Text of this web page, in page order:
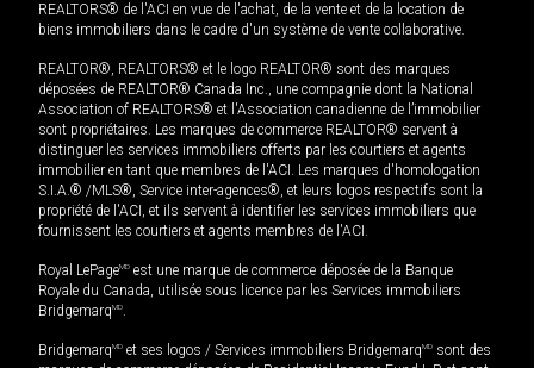
REALTORS® de l'ACI en vue de l'achat, de la vente et de la location de
biens immobiliers dans le cadre d'un système de vente collaborative.
REALTOR®, REALTORS® et le logo REALTOR® sont des marques
déposées de REALTOR® Canada Inc., une compagnie dont la National
Association of REALTORS® et l'Association canadienne de l’immobilier
sont propriétaires. Les marques de commerce REALTOR® servent à
distinguer les services immobiliers offerts par les courtiers et agents
immobilier en tant que membres de l'ACI. Les marques d'homologation
S.I.A.® /MLS®, Service inter-agences®, et leurs logos respectifs sont la
propriété de l'ACI, et ils servent à identifier les services immobiliers que
fournissent les courtiers et agents membres de l'ACI.
Royal LePageMD est une marque de commerce déposée de la Banque
Royale du Canada, utilisée sous licence par les Services immobiliers
BridgemarqMD.
BridgemarqMD et ses logos / Services immobiliers BridgemarqMD sont des